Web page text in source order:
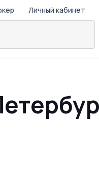
Личный кабинет